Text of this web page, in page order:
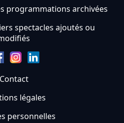
programmations archivées
spectacles ajoutés ou
Contact
légales
personnelles